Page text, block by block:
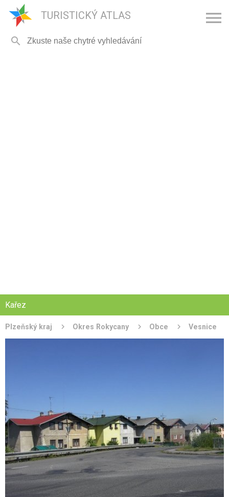
TURISTICKÝ ATLAS 

Kařez
Plzeňský kraj Okres Rokycany Obce Vesnice